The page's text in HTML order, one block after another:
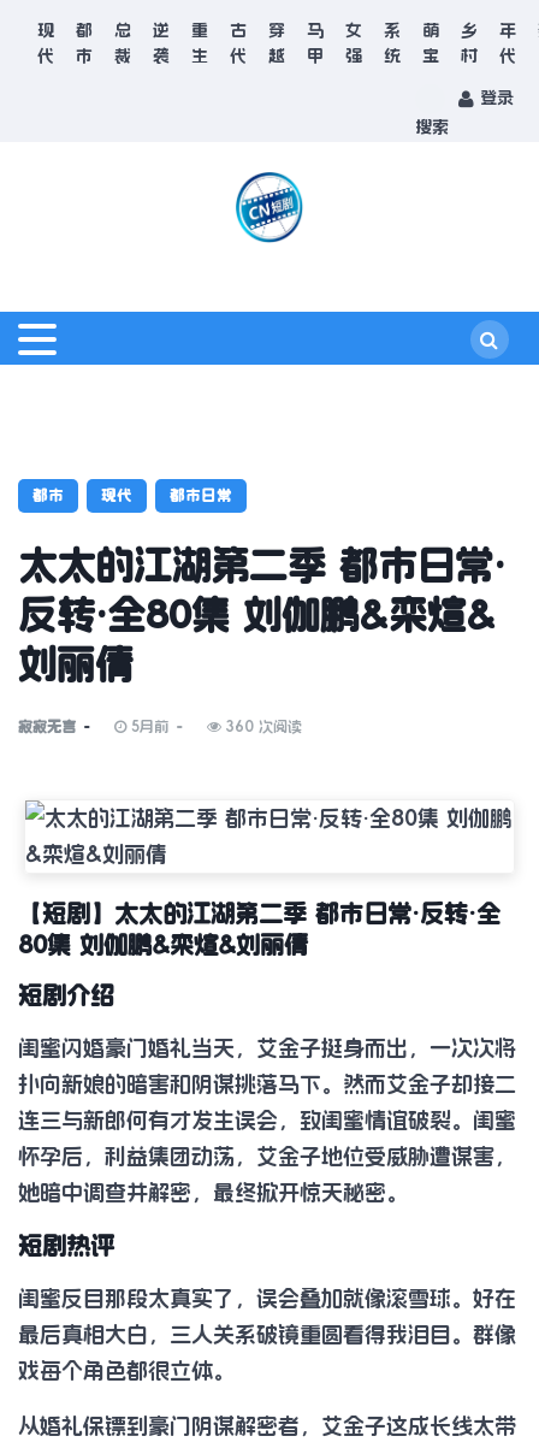
现
代
都
市
总
裁
逆
袭
重
生
古
代
穿
越
马
甲
女
强
系
统
萌
宝
乡
村
年
代
搜索
登录
都市 现代 都市日常
太太的江湖第二季 都市日常·
反转·全80集 刘伽鹏&栾煊&
刘丽倩
寂寂无言 5月前 360 次阅读
【短剧】太太的江湖第二季 都市日常·反转·全
80集 刘伽鹏&栾煊&刘丽倩
短剧介绍
闺蜜闪婚豪门婚礼当天，艾金子挺身而出，一次次将
扑向新娘的暗害和阴谋挑落马下。然而艾金子却接二
连三与新郎何有才发生误会，致闺蜜情谊破裂。闺蜜
怀孕后，利益集团动荡，艾金子地位受威胁遭谋害，
她暗中调查并解密，最终掀开惊天秘密。
短剧热评
闺蜜反目那段太真实了，误会叠加就像滚雪球。好在
最后真相大白，三人关系破镜重圆看得我泪目。群像
戏每个角色都很立体。
从婚礼保镖到豪门阴谋解密者，艾金子这成长线太带